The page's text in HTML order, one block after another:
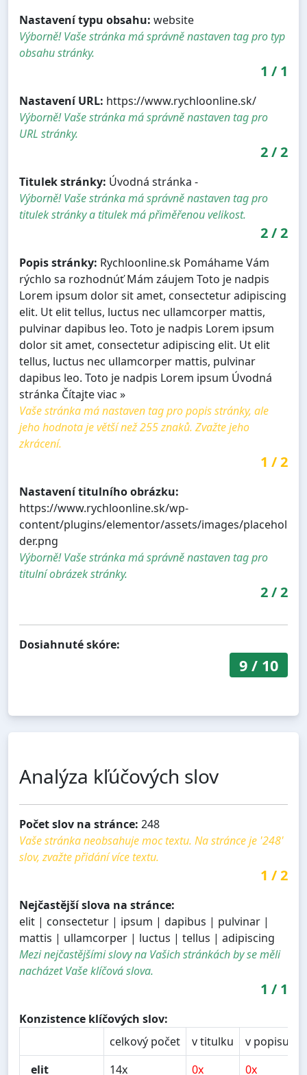
Nastavení typu obsahu: website
Výborně! Vaše stránka má správně nastaven tag pro typ
obsahu stránky.
1 / 1
Nastavení URL: https://www.rychloonline.sk/
Výborně! Vaše stránka má správně nastaven tag pro
URL stránky.
2/2
Titulek stránky: Úvodná stránka -
Výborně! Vaše stránka má správně nastaven tag pro
titulek stránky a titulek má přiměřenou velikost.
2/2
Popis stránky: Rychloonline.sk Pomáhame Vám
rýchlo sa rozhodnúť Mám záujem Toto je nadpis
Lorem ipsum dolor sit amet, consectetur adipiscing
elit. Ut elit tellus, luctus nec ullamcorper mattis,
pulvinar dapibus leo. Toto je nadpis Lorem ipsum
dolor sit amet, consectetur adipiscing elit. Ut elit
tellus, luctus nec ullamcorper mattis, pulvinar
dapibus leo. Toto je nadpis Lorem ipsum Úvodná
stránka Čítajte viac »
Vaše stránka má nastaven tag pro popis stránky, ale
jeho hodnota je větší než 255 znaků. Zvažte jeho
zkrácení.
1 /2
Nastavení titulního obrázku:
https://www.rychloonline.sk/wp-
content/plugins/elementor/assets/images/placehol
der.png
Výborně! Vaše stránka má správně nastaven tag pro
titulní obrázek stránky.
2/2
Dosiahnuté skóre:
9/ 10
Analýza kľúčových slov
Počet slov na stránce: 248
Vaše stránka neobsahuje moc textu. Na stránce je '248'
slov, zvažte přidání více textu.
1 /2
Nejčastější slova na stránce:
elit | consectetur | ipsum | dapibus | pulvinar |
mattis | ullamcorper | luctus | tellus | adipiscing
Mezi nejčastějšími slovy na Vašich stránkách by se měli
nacházet Vaše klíčová slova.
1 / 1
Konzistence klíčových slov:
celkový počet
v titulku v popisu
elit
14x 0x 0x